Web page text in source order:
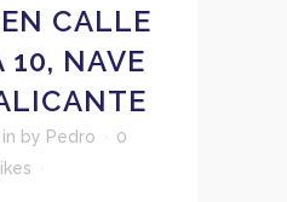
CALLE
10, NAVE
in by Pedro
0
Likes